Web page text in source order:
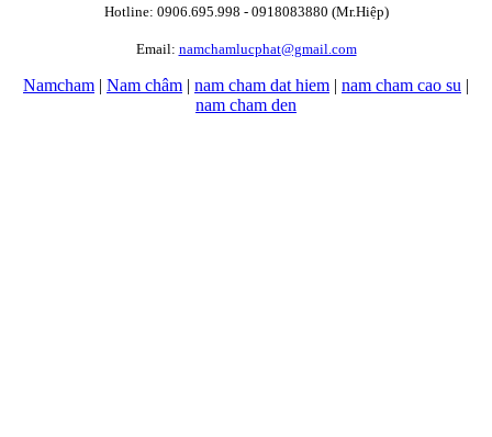
Hotline: 0906.695.998 - 0918083880 (Mr.Hiệp)
Email: namchamlucphat@gmail.com
Namcham | Nam châm | nam cham dat hiem | nam cham cao su |
nam cham den